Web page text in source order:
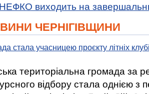
виходить на
ЧЕРНІГІВЩИНИ
стала учасницею проєкту літніх
територіальна громада за
відбору стала однією